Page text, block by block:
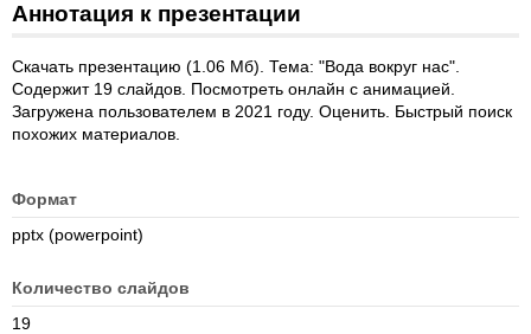
Аннотация к презентации
Скачать презентацию (1.06 Мб). Тема: "Вода вокруг нас".
Содержит 19 слайдов. Посмотреть онлайн с анимацией.
Загружена пользователем в 2021 году. Оценить. Быстрый поиск
похожих материалов.
Формат
pptx (powerpoint)
Количество слайдов
19